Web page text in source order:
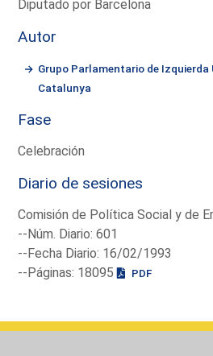
Diputado por Barcelona
Autor
Grupo Parlamentario de
Catalunya
Fase
Celebración
Diario de sesiones
Comisión de Política Social y de
--Núm. Diario: 601
--Fecha Diario: 16/02/1993
--Páginas: 18095
PDF